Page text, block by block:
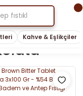
Kahve & Eşlikçiler